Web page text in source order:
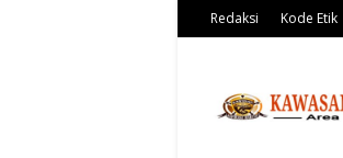
Redaksi Kode Etik